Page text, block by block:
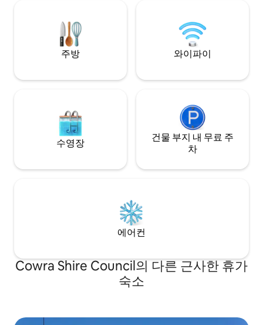
discounts for multiple nights!
적의 공간입니다.
서 15분 거리에 있
주방 와이파이
수영장
건물 부지 내 무료 주
차
에어컨
Cowra Shire Council의 다른 근사한 휴가
숙소